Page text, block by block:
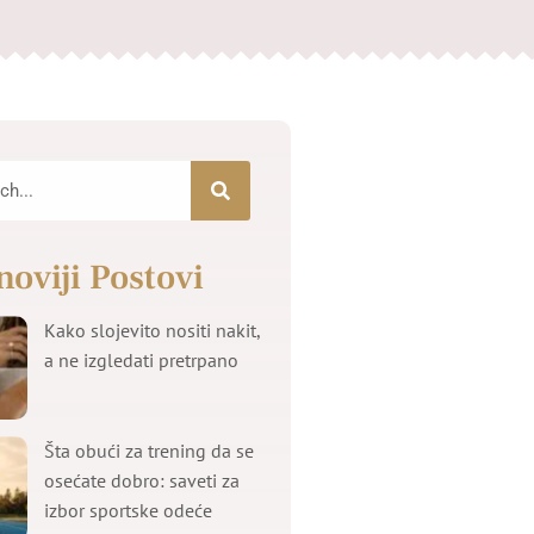
Postovi
Kako slojevito nositi nakit,
a ne izgledati pretrpano
Šta obući za trening da se
osećate dobro: saveti za
izbor sportske odeće